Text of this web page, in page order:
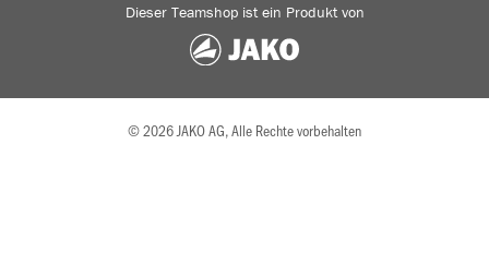
Dieser Teamshop ist ein Produkt von
© 2026 JAKO AG, Alle Rechte vorbehalten